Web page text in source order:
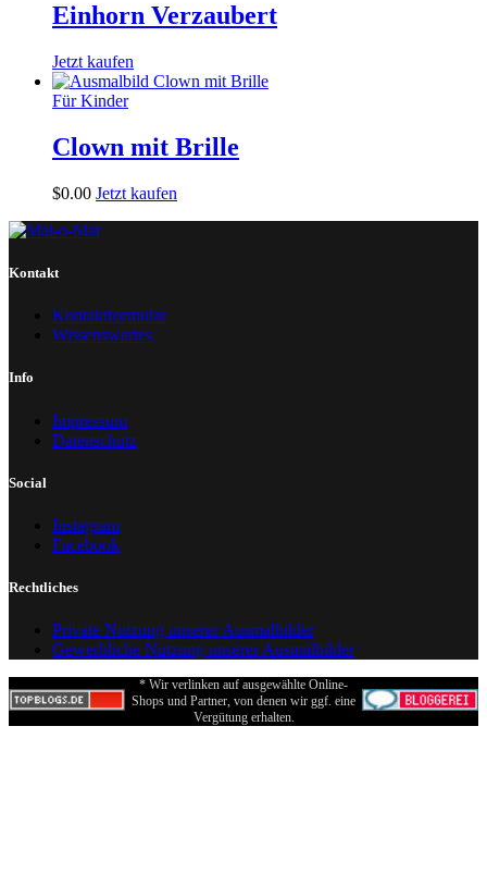
Einhorn Verzaubert
Jetzt kaufen
Für Kinder
Clown mit Brille
$0.00 Jetzt kaufen
Kontakt
Kontaktformular
Wissenswertes
Info
Impressum
Datenschutz
Social
Instagram
Facebook
Rechtliches
Private Nutzung unserer Ausmalbilder
Gewerbliche Nutzung unserer Ausmalbilder
* Wir verlinken auf ausgewählte Online-
Shops und Partner, von denen wir ggf. eine
Vergütung erhalten.